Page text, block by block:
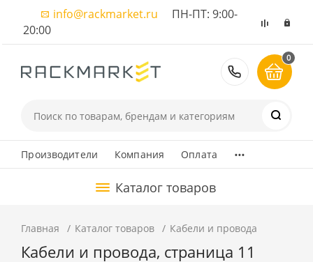
info@rackmarket.ru ПН-ПТ: 9:00-
20:00
8 (495)
0
Производители Компания Оплата ...
Каталог товаров
Главная Каталог товаров Кабели и провода
Кабели и провода, страница 11